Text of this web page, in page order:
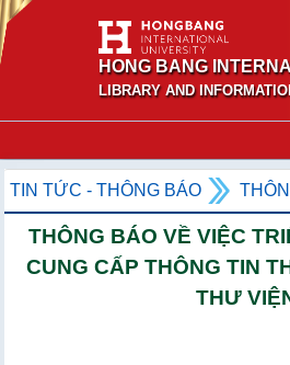
HONG BANG
LIBRARY AND
TIN TỨC - THÔNG BÁO
THÔNG BÁO VỀ VIỆC
CUNG CẤP THÔNG TIN
THƯ